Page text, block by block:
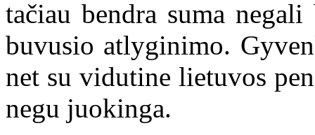
tačiau bendra suma
buvusio atlyginimo.
net su vidutine lietuvos
negu juokinga.